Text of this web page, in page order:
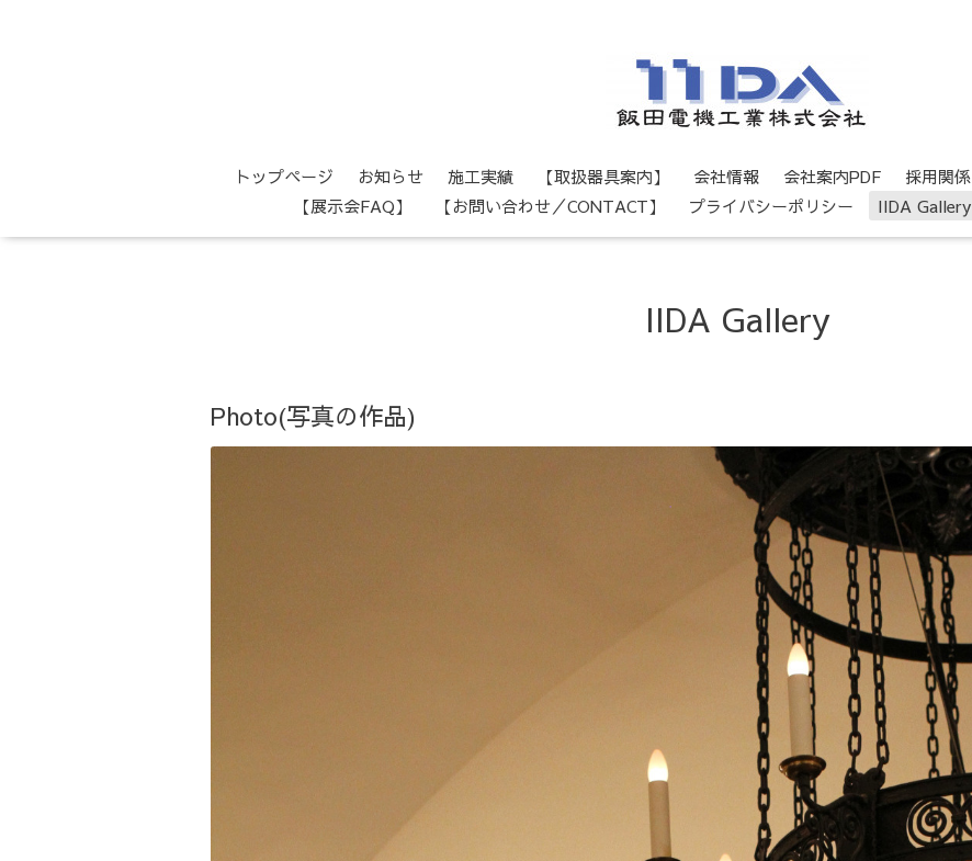
トップページ お知らせ 施工実績 【取扱器具案内】 会社情報 会社案内PDF 採用関係
【展示会FAQ】
【お問い合わせ／CONTACT】 プライバシーポリシー IIDA Gallery
IIDA Gallery
Photo(写真の作品)